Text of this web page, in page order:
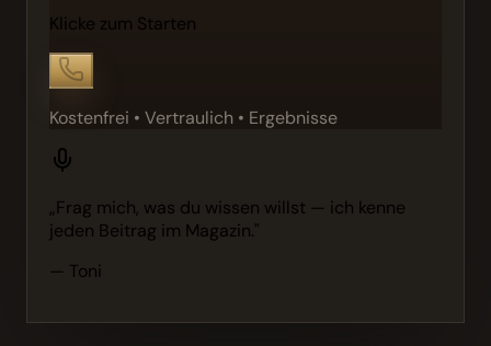
Klicke zum Starten
Kostenfrei • Vertraulich • Ergebnisse
„Frag mich, was du wissen willst — ich kenne
jeden Beitrag im Magazin."
— Toni